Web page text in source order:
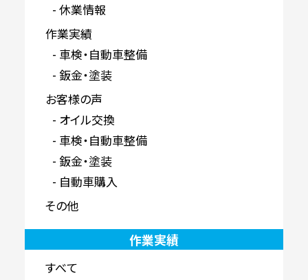
休業情報
作業実績
車検・自動車整備
鈑金・塗装
お客様の声
オイル交換
車検・自動車整備
鈑金・塗装
自動車購入
その他
作業実績
すべて